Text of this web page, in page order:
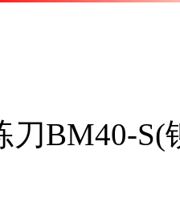
刀BM40-S(